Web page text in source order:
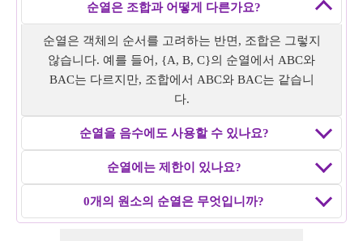
순열은 조합과 어떻게 다른가요?
순열은 객체의 순서를 고려하는 반면, 조합은 그렇지
않습니다. 예를 들어, {A, B, C}의 순열에서 ABC와
BAC는 다르지만, 조합에서 ABC와 BAC는 같습니
다.
순열을 음수에도 사용할 수 있나요?
순열에는 제한이 있나요?
0개의 원소의 순열은 무엇입니까?